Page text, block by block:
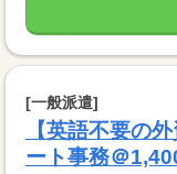
[一般派遣]
【英語不要の
ート事務＠